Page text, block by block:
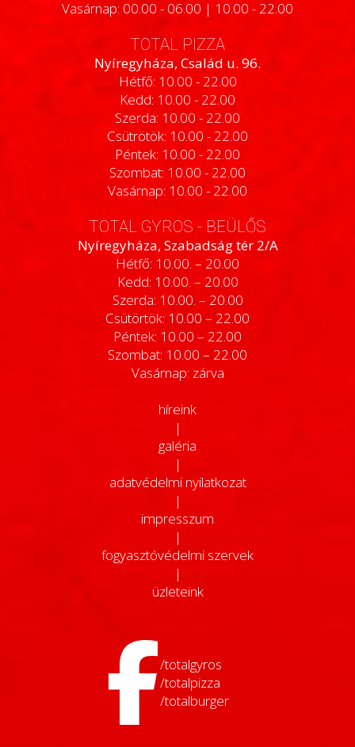
Vasárnap: 00.00 - 06.00 | 10.00 - 22.00
TOTAL PIZZA
Nyíregyháza, Család u. 96.
Hétfő: 10.00 - 22.00
Kedd: 10.00 - 22.00
Szerda: 10.00 - 22.00
Csütrötök: 10.00 - 22.00
Péntek: 10.00 - 22.00
Szombat: 10.00 - 22.00
Vasárnap: 10.00 - 22.00
TOTAL GYROS - BEÜLŐS
Nyíregyháza, Szabadság tér 2/A
Hétfő: 10.00. – 20.00
Kedd: 10.00. – 20.00
Szerda: 10.00. – 20.00
Csütörtök: 10.00 – 22.00
Péntek: 10.00 – 22.00
Szombat: 10.00 – 22.00
Vasárnap: zárva
híreink
|
galéria
|
adatvédelmi nyilatkozat
|
impresszum
|
fogyasztóvédelmi szervek
|
üzleteink
/totalgyros
/totalpizza
/totalburger